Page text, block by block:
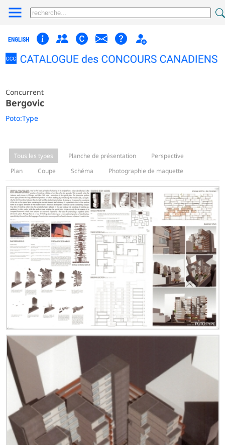
ENGLISH
Concurrent
Bergovic
Poto:Type
Tous les types Planche de présentation
Perspective
Plan
Coupe Schéma Photographie de maquette